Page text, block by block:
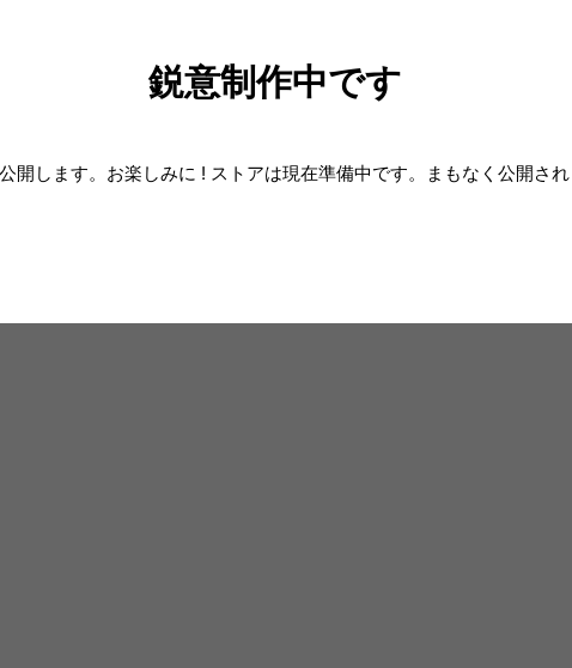
鋭意制作中です
開します。お楽しみに ! ストアは現在準備中です。まもなく公開さ